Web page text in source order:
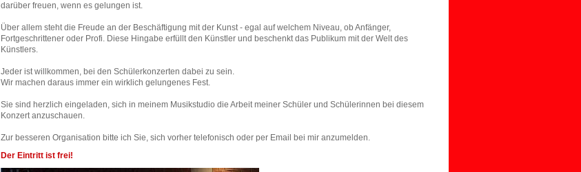
darüber freuen, wenn es gelungen ist.
Über allem steht die Freude an der Beschäftigung mit der Kunst - egal auf welchem Niveau, ob Anfänger,
Fortgeschrittener oder Profi. Diese Hingabe erfüllt den Künstler und beschenkt das Publikum mit der Welt des
Künstlers.
Jeder ist willkommen, bei den Schülerkonzerten dabei zu sein.
Wir machen daraus immer ein wirklich gelungenes Fest.
Sie sind herzlich eingeladen, sich in meinem Musikstudio die Arbeit meiner Schüler und Schülerinnen bei diesem
Konzert anzuschauen.
Zur besseren Organisation bitte ich Sie, sich vorher telefonisch oder per Email bei mir anzumelden.
Der Eintritt ist frei!